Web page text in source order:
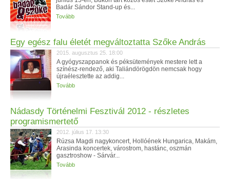
Badár Sándor Stand-up és...
Tovább
Egy egész falu életét megváltoztatta Szőke András
2015. augusztus 25. 18:00
A gyógyszappanok és péksütemények mestere lett a
színész-rendező, aki Taliándörögdön nemcsak hogy
újraélesztette az addig...
Tovább
Nádasdy Történelmi Fesztivál 2012 - részletes
programismertető
2012. július 17. 13:30
Rúzsa Magdi nagykoncert, Hollóének Hungarica, Makám,
Arasinda koncertek, várostrom, hastánc, oszmán
gasztroshow - Sárvár...
Tovább